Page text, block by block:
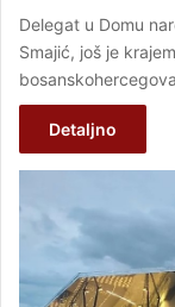
Delegat u Domu
Smajić, još je
Detaljno